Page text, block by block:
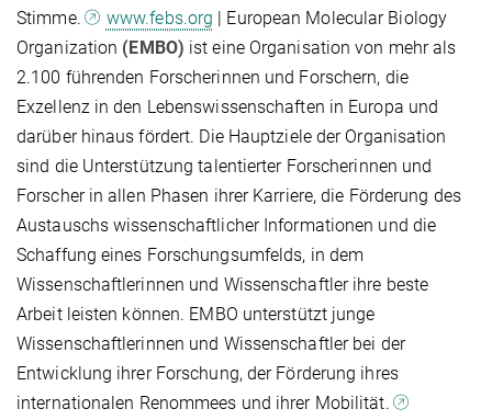
Stimme.
www.febs.org | European Molecular Biology
Organization (EMBO) ist eine Organisation von mehr als
2.100 führenden Forscherinnen und Forschern, die
Exzellenz in den Lebenswissenschaften in Europa und
darüber hinaus fördert. Die Hauptziele der Organisation
sind die Unterstützung talentierter Forscherinnen und
Forscher in allen Phasen ihrer Karriere, die Förderung des
Austauschs wissenschaftlicher Informationen und die
Schaffung eines Forschungsumfelds, in dem
Wissenschaftlerinnen und Wissenschaftler ihre beste
Arbeit leisten können. EMBO unterstützt junge
Wissenschaftlerinnen und Wissenschaftler bei der
Entwicklung ihrer Forschung, der Förderung ihres
internationalen Renommees und ihrer Mobilität.